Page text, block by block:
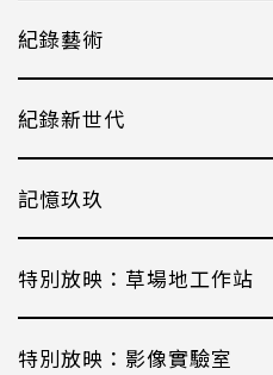
紀錄藝術
紀錄新世代
記憶玖玖
特別放映：草場地工作站
特別放映：影像實驗室